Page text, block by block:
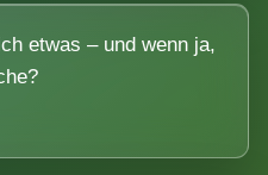
etwas – und wenn ja,